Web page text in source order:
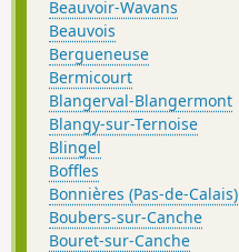
Beauvoir-Wavans
Beauvois
Bergueneuse
Bermicourt
Blangerval-Blangermont
Blangy-sur-Ternoise
Blingel
Boffles
Bonnières (Pas-de-Calais)
Boubers-sur-Canche
Bouret-sur-Canche